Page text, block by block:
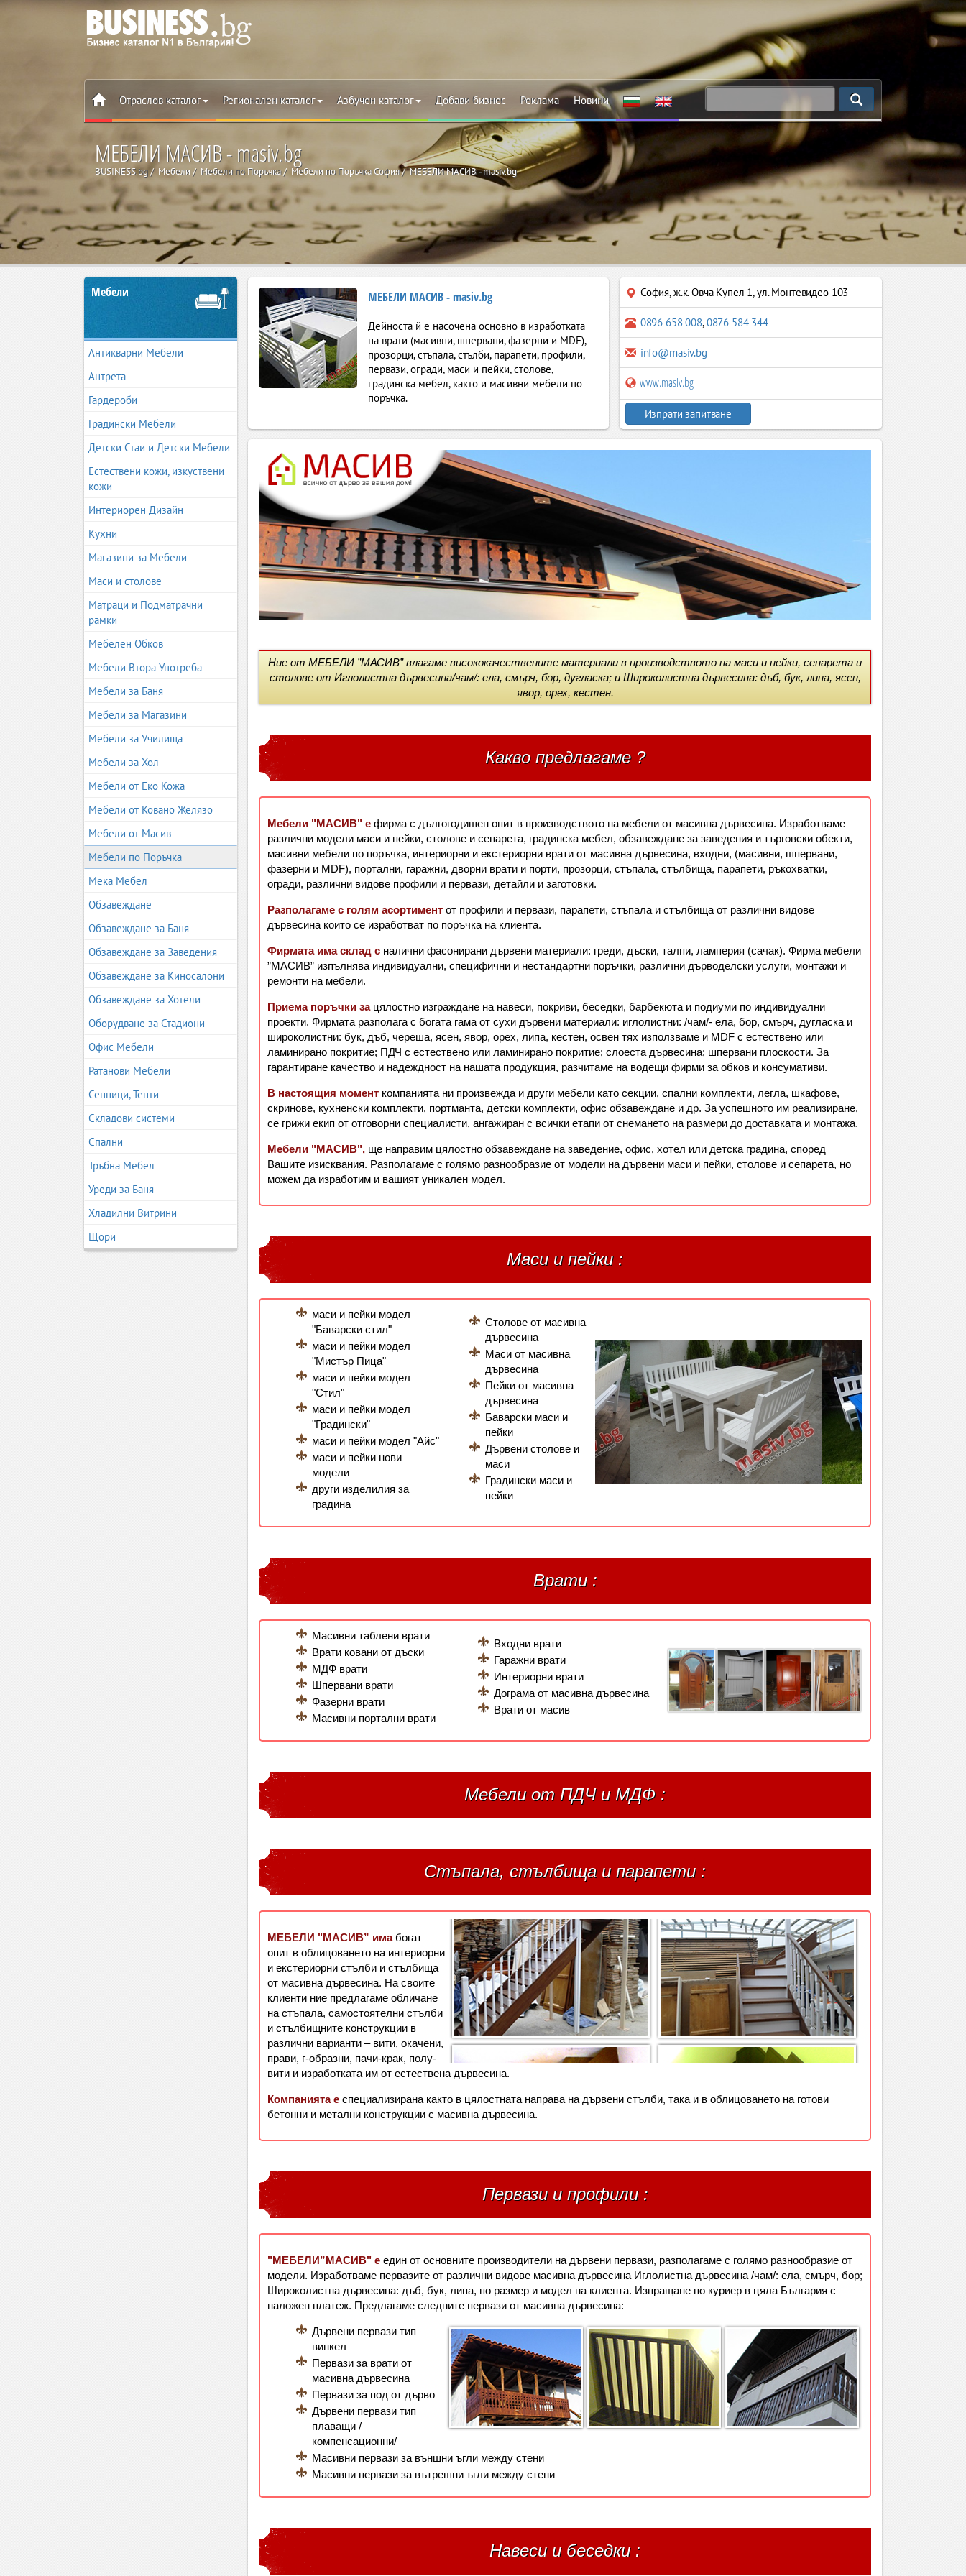
Отраслов каталог Регионален каталог Азбучен каталог Добави бизнес Реклама Новини
МЕБЕЛИ МАСИВ - masiv.bg
BUSINESS.bg Мебели Мебели по Поръчка Мебели по Поръчка София МЕБЕЛИ МАСИВ - masiv.bg
Мебели
Антикварни Мебели
Антрета
Гардероби
Градински Мебели
Детски Стаи и Детски Мебели
Естествени кожи, изкуствени
кожи
Интериорен Дизайн
Кухни
Магазини за Мебели
Маси и столове
Матраци и Подматрачни
рамки
Мебелен Обков
Мебели Втора Употреба
Мебели за Баня
Мебели за Магазини
Мебели за Училища
Мебели за Хол
Мебели от Еко Кожа
Мебели от Ковано Желязо
Мебели от Масив
Мебели по Поръчка
Мека Мебел
Обзавеждане
Обзавеждане за Баня
Обзавеждане за Заведения
Обзавеждане за Киносалони
Обзавеждане за Хотели
Оборудване за Стадиони
Офис Мебели
Ратанови Мебели
Сенници, Тенти
Складови системи
Спални
Тръбна Мебел
Уреди за Баня
Хладилни Витрини
Щори
МЕБЕЛИ МАСИВ - masiv.bg
Дейноста й е насочена основно в изработката
на врати (масивни, шпервани, фазерни и MDF),
прозорци, стъпала, стълби, парапети, профили,
первази, огради, маси и пейки, столове,
градинска мебел, както и масивни мебели по
поръчка.
София,ж.к. Овча Купел 1, ул. Монтевидео 103
0896 658 008,0876 584 344
info@masiv.bg
www.masiv.bg
Изпрати запитване
Ние от МЕБЕЛИ ”МАСИВ” влагаме висококачествените материали в производството на маси и пейки, сепарета и
столове от Иглолистна дървесина/чам/: ела, смърч, бор, дугласка; и Широколистна дървесина: дъб, бук, липа, ясен,
явор, орех, кестен.
Какво предлагаме ?
Мебели "МАСИВ" е фирма с дългогодишен опит в производството на мебели от масивна дървесина. Изработваме
различни модели маси и пейки, столове и сепарета, градинска мебел, обзавеждане за заведения и търговски обекти,
масивни мебели по поръчка, интериорни и екстериорни врати от масивна дървесина, входни, (масивни, шпервани,
фазерни и MDF), портални, гаражни, дворни врати и порти, прозорци, стъпала, стълбища, парапети, ръкохватки,
огради, различни видове профили и первази, детайли и заготовки.
Разполагаме с голям асортимент от профили и первази, парапети, стъпала и стълбища от различни видове
дървесина които се изработват по поръчка на клиента.
Фирмата има склад с налични фасонирани дървени материали: греди, дъски, талпи, ламперия (сачак). Фирма мебели
”МАСИВ” изпълнява индивидуални, специфични и нестандартни поръчки, различни дърводелски услуги, монтажи и
ремонти на мебели.
Приема поръчки зацялостно изграждане на навеси, покриви, беседки, барбекюта и подиуми по индивидуални
проекти. Фирмата разполага с богата гама от сухи дървени материали: иглолистни: /чам/- ела, бор, смърч, дугласка и
широколистни: бук, дъб, череша, ясен, явор, орех, липа, кестен, освен тях използваме и MDF с естествено или
ламинирано покритие; ПДЧ с естествено или ламинирано покритие; слоеста дървесина; шпервани плоскости. За
гарантиране качество и надеждност на нашата продукция, разчитаме на водещи фирми за обков и консумативи.
В настоящия момент компанията ни произвежда и други мебели като секции, спални комплекти, легла, шкафове,
скринове, кухненски комплекти, портманта, детски комплекти, офис обзавеждане и др. За успешното им реализиране,
се грижи екип от отговорни специалисти, ангажиран с всички етапи от снемането на размери до доставката и монтажа.
Мебели "МАСИВ", ще направим цялостно обзавеждане на заведение, офис, хотел или детска градина, според
Вашите изисквания. Разполагаме с голямо разнообразие от модели на дървени маси и пейки, столове и сепарета, но
можем да изработим и вашият уникален модел.
Маси и пейки :
маси и пейки модел
"Баварски стил"
маси и пейки модел
"Мистър Пица"
маси и пейки модел
"Стил"
маси и пейки модел
"Градински"
маси и пейки модел "Айс"
маси и пейки нови
модели
други изделилия за
градина
Столове от масивна
дървесина
Маси от масивна
дървесина
Пейки от масивна
дървесина
Баварски маси и
пейки
Дървени столове и
маси
Градински маси и
пейки
Врати :
Масивни таблени врати
Врати ковани от дъски
МДФ врати
Шпервани врати
Фазерни врати
Масивни портални врати
Входни врати
Гаражни врати
Интериорни врати
Дограма от масивна дървесина
Врати от масив
Мебели от ПДЧ и МДФ :
Стъпала, стълбища и парапети :
МЕБЕЛИ "МАСИВ” имабогат
опит в облицоването на интериорни
и екстериорни стълби и стълбища
от масивна дървесина. На своите
клиенти ние предлагаме обличане
на стъпала, самостоятелни стълби
и стълбищните конструкции в
различни варианти – вити, окачени,
прави, г-образни, пачи-крак, полу-
вити и изработката им от естествена дървесина.
Компанията е специализирана както в цялостната направа на дървени стълби, така и в облицоването на готови
бетонни и метални конструкции с масивна дървесина.
Первази и профили :
"МЕБЕЛИ”МАСИВ" е един от основните производители на дървени первази, разполагаме с голямо разнообразие от
модели. Изработваме первазите от различни видове масивна дървесина Иглолистна дървесина /чам/: ела, смърч, бор;
Широколистна дървесина: дъб, бук, липа, по размер и модел на клиента. Изпращане по куриер в цяла България с
наложен платеж. Предлагаме следните первази от масивна дървесина:
Дървени первази тип
винкел
Первази за врати от
масивна дървесина
Первази за под от дърво
Дървени первази тип
плаващи /
компенсационни/
Масивни первази за външни ъгли между стени
Масивни первази за вътрешни ъгли между стени
Навеси и беседки :